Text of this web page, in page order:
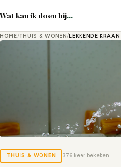
Wat kan ik doen bij...
HOME/THUIS & WONEN/LEKKENDE KRAAN
THUIS & WONEN 376 keer bekeken